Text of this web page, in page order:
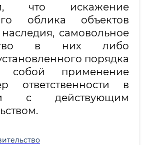
что искажение
облика объектов
наследия, самовольное
в них либо
порядка
собой применение
ответственности в
с действующим